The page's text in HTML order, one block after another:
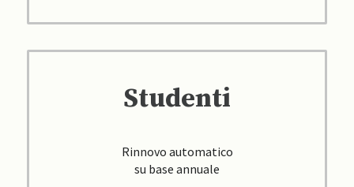
Studenti
Rinnovo automatico
su base annuale